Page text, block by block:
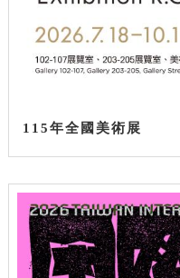
115年全國美術展